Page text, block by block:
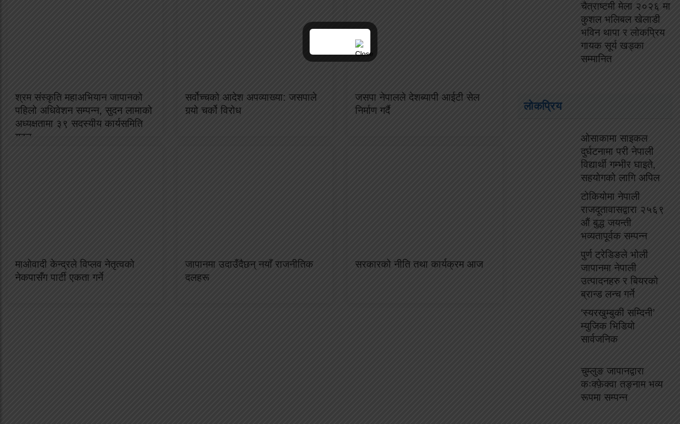
श्रम संस्कृति महाअभियान जापानको
पहिलो अधिवेशन सम्पन्न, सुदन लामाको
अध्यक्षतामा ३९ सदस्यीय कार्यसमिति
गठन
सर्वोच्चको आदेश अपव्याख्या: जसपाले
गर्‍यो चर्को विरोध
जसपा नेपालले देशब्यापी आईटी सेल
निर्माण गर्दै
माओवादी केन्द्रले विप्लव नेतृत्वको
नेकपासँग पार्टी एकता गर्ने
जापानमा उदाउँदैछन् नयाँ राजनीतिक
दलहरू
सरकारको नीति तथा कार्यक्रम आज
चैत्राष्टमी मेला २०२६ मा
कुशल भलिबल खेलाडी
भविन थापा र लोकप्रिय
गायक सूर्य खड्का
सम्मानित
लोकप्रिय
ओसाकामा साइकल
दुर्घटनामा परी नेपाली
विद्यार्थी गम्भीर घाइते,
सहयोगको लागि अपिल
टोकियोमा नेपाली
राजदूतावासद्वारा २५६९
औं बुद्ध जयन्ती
भव्यतापूर्वक सम्पन्न
पुर्ण ट्रेडिङले भोली
जापानमा नेपाली
उत्पादनहरु र बियरको
ब्रान्ड लन्च गर्ने
‘स्यरखुम्बुकी सम्दिनी’
म्युजिक भिडियो
सार्वजनिक
चुम्लुङ जापानद्वारा
कःक्फ़ेक्वा तङ्नाम भव्य
रूपमा सम्पन्न